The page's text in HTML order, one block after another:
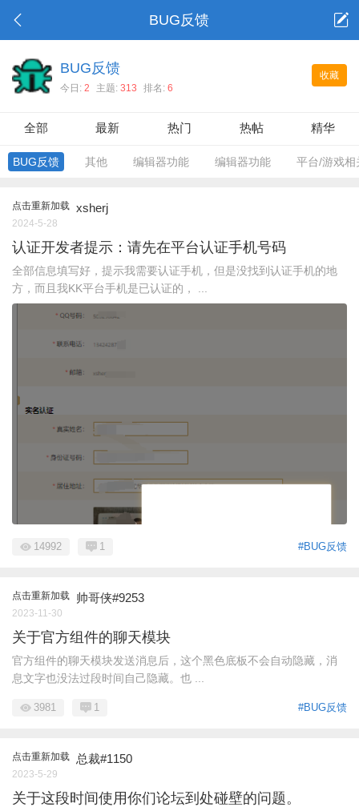
BUG反馈
收藏
BUG反馈
今日: 2 主题: 313 排名: 6
全部 最新 热门 热帖 精华
BUG反馈 其他 编辑器功能 编辑器功能 平台/游戏相
点击重新加载 xsherj
2024-5-28
认证开发者提示：请先在平台认证手机号码
全部信息填写好，提示我需要认证手机，但是没找到认证手机的地
方，而且我KK平台手机是已认证的， ...
#BUG反馈
14992 1
点击重新加载 帅哥侠#9253
2023-11-30
关于官方组件的聊天模块
官方组件的聊天模块发送消息后，这个黑色底板不会自动隐藏，消
息文字也没法过段时间自己隐藏。也 ...
#BUG反馈
3981 1
点击重新加载 总裁#1150
2023-5-29
关于这段时间使用你们论坛到处碰壁的问题。